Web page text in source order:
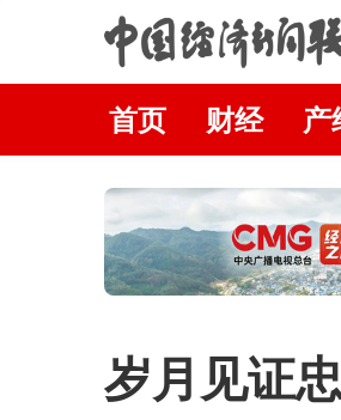
首页 财经 产
岁月见证